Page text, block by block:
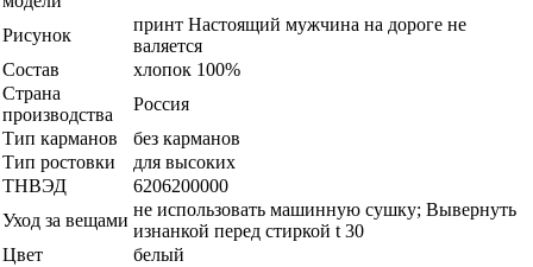
Рисунок
принт Настоящий мужчина на дороге не
валяется
Состав
хлопок 100%
Страна
производства
Россия
Тип карманов
без карманов
Тип ростовки
для высоких
ТНВЭД
6206200000
Уход за вещами
не использовать машинную сушку; Вывернуть
изнанкой перед стиркой t 30
Цвет
белый